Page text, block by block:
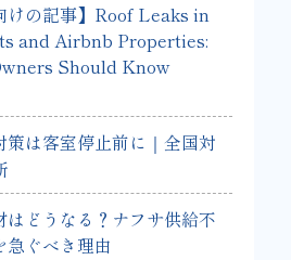
けの記事】Roof Leaks in
and Airbnb Properties:
Should Know
策は客室停止前に｜全国対
はどうなる？ナフサ供給不
ぐべき理由